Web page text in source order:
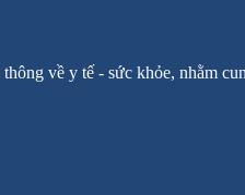
về y tế - sức khỏe, nhằm